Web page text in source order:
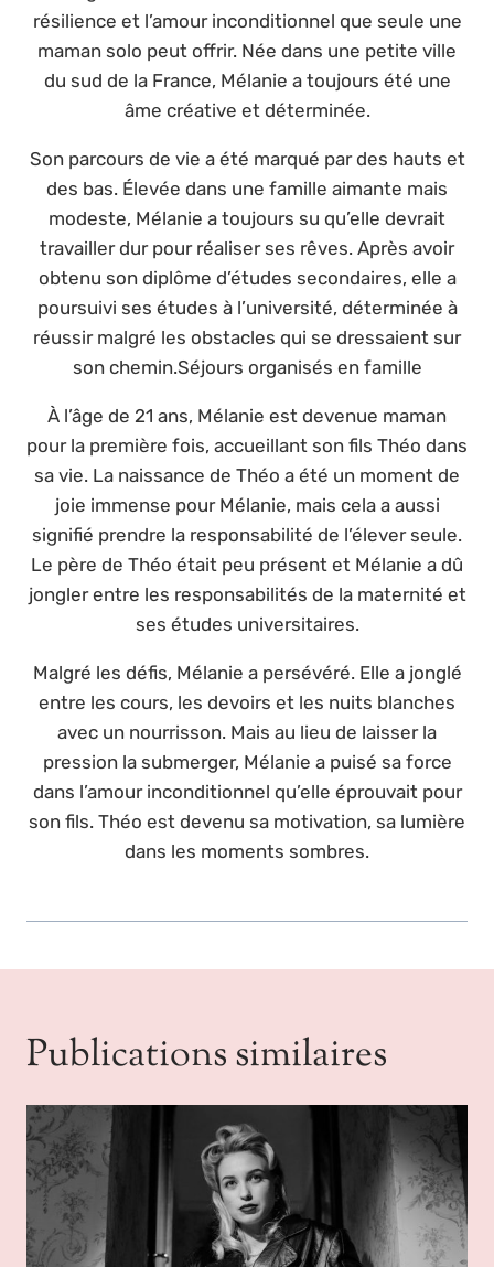
résilience et l’amour inconditionnel que seule une
maman solo peut offrir. Née dans une petite ville
du sud de la France, Mélanie a toujours été une
âme créative et déterminée.
Son parcours de vie a été marqué par des hauts et
des bas. Élevée dans une famille aimante mais
modeste, Mélanie a toujours su qu’elle devrait
travailler dur pour réaliser ses rêves. Après avoir
obtenu son diplôme d’études secondaires, elle a
poursuivi ses études à l’université, déterminée à
réussir malgré les obstacles qui se dressaient sur
son chemin.Séjours organisés en famille
À l’âge de 21 ans, Mélanie est devenue maman
pour la première fois, accueillant son fils Théo dans
sa vie. La naissance de Théo a été un moment de
joie immense pour Mélanie, mais cela a aussi
signifié prendre la responsabilité de l’élever seule.
Le père de Théo était peu présent et Mélanie a dû
jongler entre les responsabilités de la maternité et
ses études universitaires.
Malgré les défis, Mélanie a persévéré. Elle a jonglé
entre les cours, les devoirs et les nuits blanches
avec un nourrisson. Mais au lieu de laisser la
pression la submerger, Mélanie a puisé sa force
dans l’amour inconditionnel qu’elle éprouvait pour
son fils. Théo est devenu sa motivation, sa lumière
dans les moments sombres.
Publications similaires